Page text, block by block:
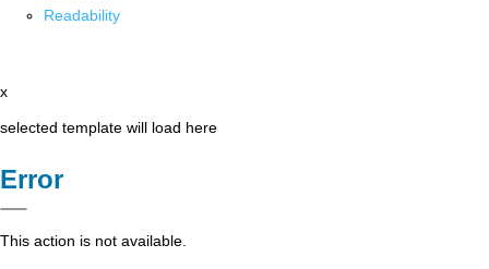
Readability
x
selected template will load here
Error
This action is not available.